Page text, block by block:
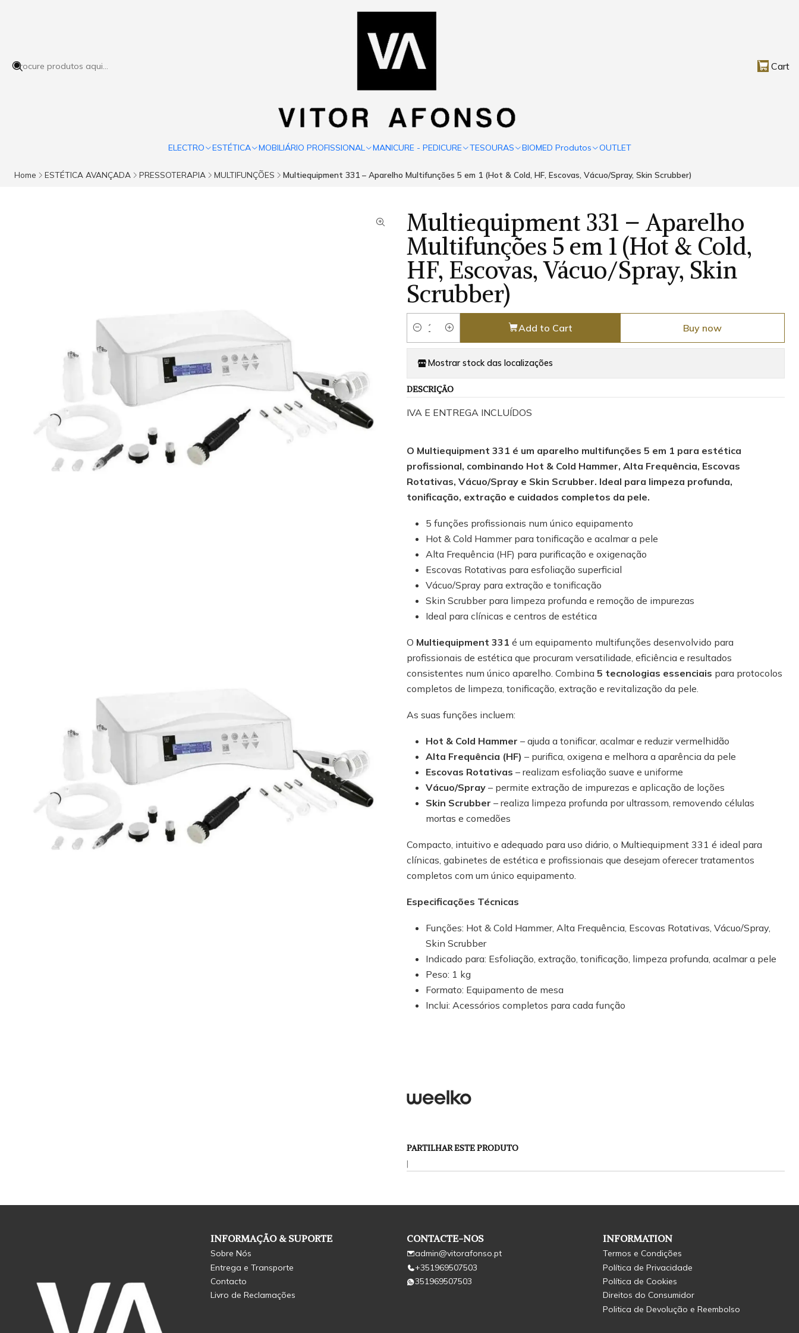
Cart
ELECTRO ESTÉTICA MOBILIÁRIO PROFISSIONAL MANICURE - PEDICURE TESOURAS BIOMED Produtos OUTLET
Home ESTÉTICA AVANÇADA PRESSOTERAPIA MULTIFUNÇÕES Multiequipment 331 – Aparelho Multifunções 5 em 1 (Hot & Cold, HF, Escovas, Vácuo/Spray, Skin Scrubber)
Multiequipment 331 – Aparelho
Multifunções 5 em 1 (Hot & Cold,
HF, Escovas, Vácuo/Spray, Skin
Scrubber)
Quantity
Add to Cart Buy now
Mostrar stock das localizações
DESCRIÇÃO
IVA E ENTREGA INCLUÍDOS
O Multiequipment 331 é um aparelho multifunções 5 em 1 para estética
profissional, combinando Hot & Cold Hammer, Alta Frequência, Escovas
Rotativas, Vácuo/Spray e Skin Scrubber. Ideal para limpeza profunda,
tonificação, extração e cuidados completos da pele.
5 funções profissionais num único equipamento
Hot & Cold Hammer para tonificação e acalmar a pele
Alta Frequência (HF) para purificação e oxigenação
Escovas Rotativas para esfoliação superficial
Vácuo/Spray para extração e tonificação
Skin Scrubber para limpeza profunda e remoção de impurezas
Ideal para clínicas e centros de estética
O Multiequipment 331 é um equipamento multifunções desenvolvido para
profissionais de estética que procuram versatilidade, eficiência e resultados
consistentes num único aparelho. Combina 5 tecnologias essenciais para protocolos
completos de limpeza, tonificação, extração e revitalização da pele.
As suas funções incluem:
Hot & Cold Hammer – ajuda a tonificar, acalmar e reduzir vermelhidão
Alta Frequência (HF) – purifica, oxigena e melhora a aparência da pele
Escovas Rotativas – realizam esfoliação suave e uniforme
Vácuo/Spray – permite extração de impurezas e aplicação de loções
Skin Scrubber – realiza limpeza profunda por ultrassom, removendo células
mortas e comedões
Compacto, intuitivo e adequado para uso diário, o Multiequipment 331 é ideal para
clínicas, gabinetes de estética e profissionais que desejam oferecer tratamentos
completos com um único equipamento.
Especificações Técnicas
Funções: Hot & Cold Hammer, Alta Frequência, Escovas Rotativas, Vácuo/Spray,
Skin Scrubber
Indicado para: Esfoliação, extração, tonificação, limpeza profunda, acalmar a pele
Peso: 1 kg
Formato: Equipamento de mesa
Inclui: Acessórios completos para cada função
PARTILHAR ESTE PRODUTO
|
INFORMAÇÃO & SUPORTE
Sobre Nós
Entrega e Transporte
Contacto
Livro de Reclamações
CONTACTE-NOS
admin@vitorafonso.pt
+351969507503
351969507503
INFORMATION
Termos e Condições
Política de Privacidade
Política de Cookies
Direitos do Consumidor
Politica de Devolução e Reembolso